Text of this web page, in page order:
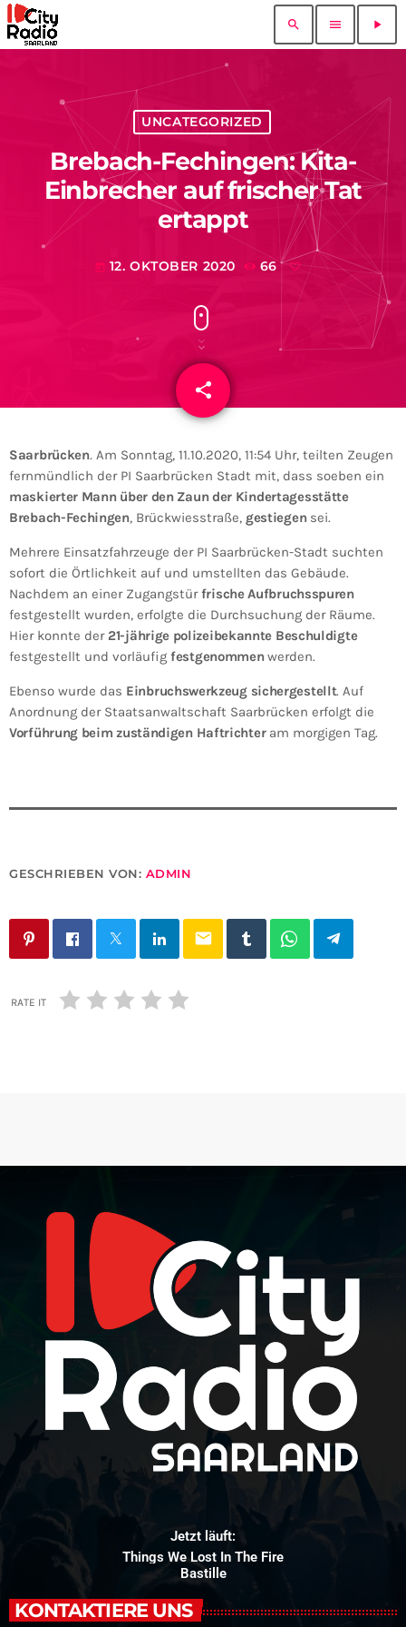
search menu play_arrow
UNCATEGORIZED
Brebach-Fechingen: Kita-
Einbrecher auf frischer Tat
ertappt
today 12. OKTOBER 2020 66
share
email
Saarbrücken.Am Sonntag, 11.10.2020, 11:54 Uhr, teilten Zeugen
fernmündlich der PI Saarbrücken Stadt mit, dass soeben ein
maskierter Mann über den Zaun der Kindertagesstätte
Brebach-Fechingen, Brückwiesstraße, gestiegen sei.
Mehrere Einsatzfahrzeuge der PI Saarbrücken-Stadt suchten
sofort die Örtlichkeit auf und umstellten das Gebäude.
Nachdem an einer Zugangstürfrische Aufbruchsspuren
festgestellt wurden, erfolgte die Durchsuchung der Räume.
Hier konnte der 21-jährige polizeibekannte Beschuldigte
festgestellt und vorläufig festgenommenwerden.
Ebenso wurde das Einbruchswerkzeug sichergestellt. Auf
Anordnung der Staatsanwaltschaft Saarbrücken erfolgt die
Vorführung beim zuständigen Haftrichteram morgigen Tag.
GESCHRIEBEN VON: ADMIN
email
RATE IT
Jetzt läuft:
Things We Lost In The Fire
Bastille
KONTAKTIERE UNS